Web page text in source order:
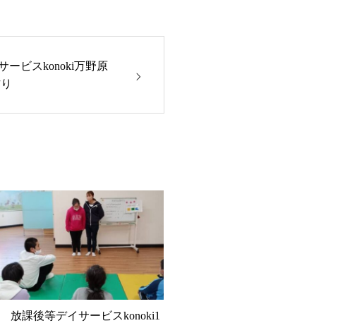
ービスkonoki万野原
放課後等デイサービスkonoki1